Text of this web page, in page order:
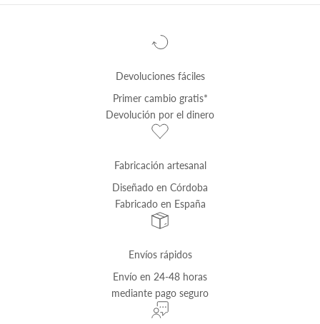
Devoluciones fáciles
Primer cambio gratis*
Devolución por el dinero
Fabricación artesanal
Diseñado en Córdoba
Fabricado en España
Envíos rápidos
Envío en 24-48 horas
mediante pago seguro